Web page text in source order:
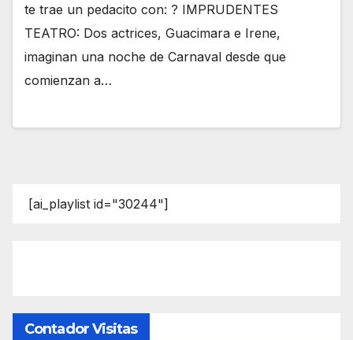
te trae un pedacito con: ? IMPRUDENTES
TEATRO: Dos actrices, Guacimara e Irene,
imaginan una noche de Carnaval desde que
comienzan a…
[ai_playlist id="30244"]
Contador Visitas